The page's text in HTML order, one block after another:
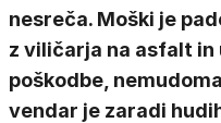
nesreča. Moški je
z viličarja na asfalt
poškodbe,
vendar je zaradi